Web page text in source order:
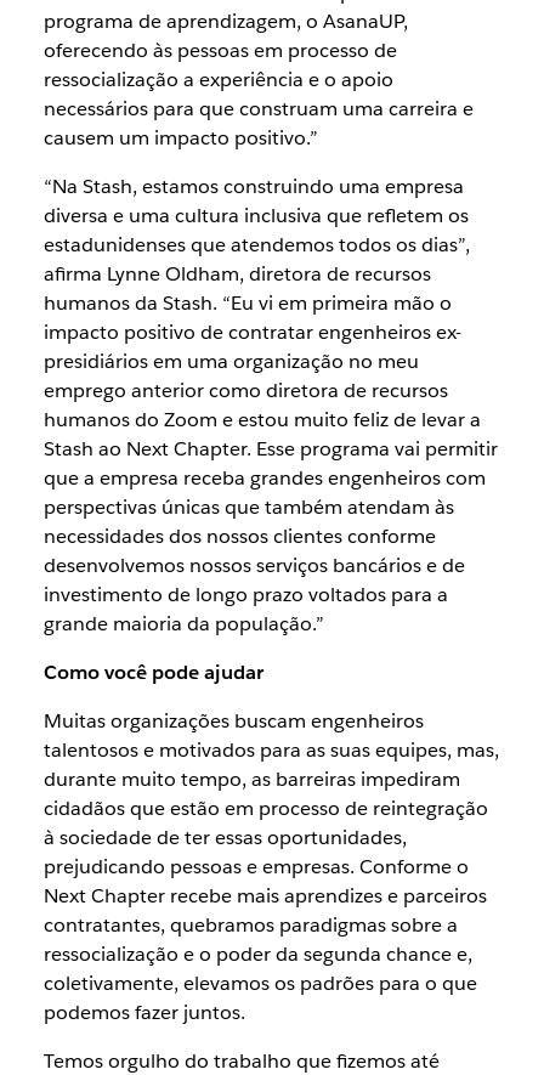
programa de aprendizagem, o AsanaUP,
oferecendo às pessoas em processo de
ressocialização a experiência e o apoio
necessários para que construam uma carreira e
causem um impacto positivo.”
“Na Stash, estamos construindo uma empresa
diversa e uma cultura inclusiva que refletem os
estadunidenses que atendemos todos os dias”,
afirma Lynne Oldham, diretora de recursos
humanos da Stash. “Eu vi em primeira mão o
impacto positivo de contratar engenheiros ex-
presidiários em uma organização no meu
emprego anterior como diretora de recursos
humanos do Zoom e estou muito feliz de levar a
Stash ao Next Chapter. Esse programa vai permitir
que a empresa receba grandes engenheiros com
perspectivas únicas que também atendam às
necessidades dos nossos clientes conforme
desenvolvemos nossos serviços bancários e de
investimento de longo prazo voltados para a
grande maioria da população.”
Como você pode ajudar
Muitas organizações buscam engenheiros
talentosos e motivados para as suas equipes, mas,
durante muito tempo, as barreiras impediram
cidadãos que estão em processo de reintegração
à sociedade de ter essas oportunidades,
prejudicando pessoas e empresas. Conforme o
Next Chapter recebe mais aprendizes e parceiros
contratantes, quebramos paradigmas sobre a
ressocialização e o poder da segunda chance e,
coletivamente, elevamos os padrões para o que
podemos fazer juntos.
Temos orgulho do trabalho que fizemos até